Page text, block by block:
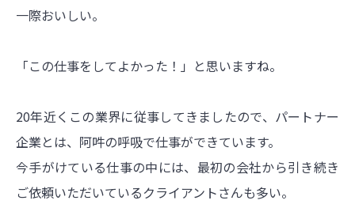
一際おいしい。
「この仕事をしてよかった！」と思いますね。
20年近くこの業界に従事してきましたので、パートナー
企業とは、阿吽の呼吸で仕事ができています。
今手がけている仕事の中には、最初の会社から引き続き
ご依頼いただいているクライアントさんも多い。